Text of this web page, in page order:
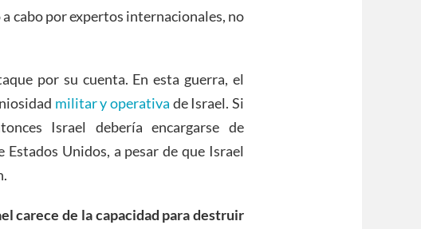
cabo por expertos internacionales, no
por su cuenta. En esta guerra, el
militar y operativa de Israel. Si
Israel debería encargarse de
Unidos, a pesar de que Israel
carece de la capacidad para destruir